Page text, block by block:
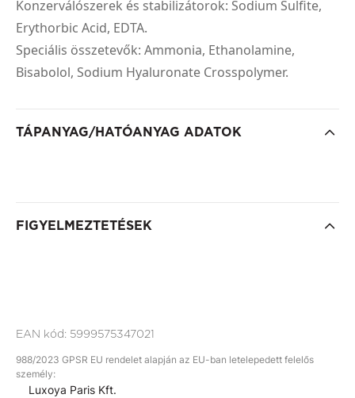
Konzerválószerek és stabilizátorok: Sodium Sulfite,
Erythorbic Acid, EDTA.
Speciális összetevők: Ammonia, Ethanolamine,
Bisabolol, Sodium Hyaluronate Crosspolymer.
TÁPANYAG/HATÓANYAG ADATOK
FIGYELMEZTETÉSEK
EAN kód: 5999575347021
988/2023 GPSR EU rendelet alapján az EU-ban letelepedett felelős
személy:
Luxoya Paris Kft.